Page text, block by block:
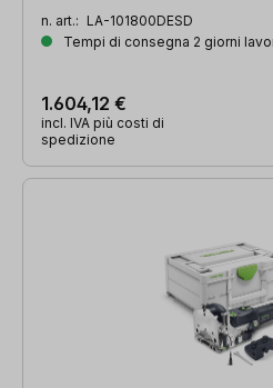
n. art.: LA-101800DESD
Tempi di consegna 2 giorni
1.604,12 €
incl. IVA più costi di
spedizione